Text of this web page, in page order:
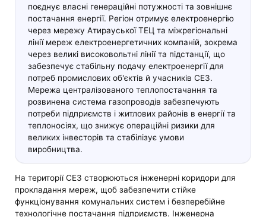
поєднує власні генераційні потужності та зовнішнє
постачання енергії. Регіон отримує електроенергію
через мережу Атирауської ТЕЦ та міжрегіональні
лінії мереж електроенергетичних компаній, зокрема
через великі високовольтні лінії та підстанції, що
забезпечує стабільну подачу електроенергії для
потреб промислових об'єктів й учасників СЕЗ.
Мережа централізованого теплопостачання та
розвинена система газопроводів забезпечують
потреби підприємств і житлових районів в енергії та
теплоносіях, що знижує операційні ризики для
великих інвесторів та стабілізує умови
виробництва.
На території СЕЗ створюються інженерні коридори для
прокладання мереж, щоб забезпечити стійке
функціонування комунальних систем і безперебійне
технологічне постачання підприємств. Інженерна